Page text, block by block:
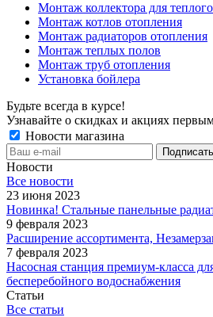
Монтаж коллектора для
Монтаж котлов отопления
Монтаж радиаторов отопления
Монтаж теплых полов
Монтаж труб отопления
Установка бойлера
Будьте всегда в курсе!
Узнавайте о скидках и акциях
Новости магазина
Новости
Все новости
23 июня 2023
Новинка! Стальные панельные
9 февраля 2023
Расширение ассортимента,
7 февраля 2023
Насосная станция премиум-класса
бесперебойного водоснабжения
Статьи
Все статьи